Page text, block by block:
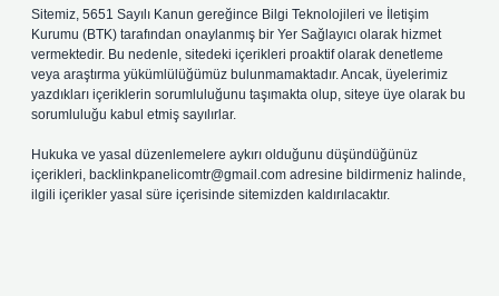
Sitemiz, 5651 Sayılı Kanun gereğince Bilgi Teknolojileri ve İletişim
Kurumu (BTK) tarafından onaylanmış bir Yer Sağlayıcı olarak hizmet
vermektedir. Bu nedenle, sitedeki içerikleri proaktif olarak denetleme
veya araştırma yükümlülüğümüz bulunmamaktadır. Ancak, üyelerimiz
yazdıkları içeriklerin sorumluluğunu taşımakta olup, siteye üye olarak bu
sorumluluğu kabul etmiş sayılırlar.
Hukuka ve yasal düzenlemelere aykırı olduğunu düşündüğünüz
içerikleri, backlinkpanelicomtr@gmail.com adresine bildirmeniz halinde,
ilgili içerikler yasal süre içerisinde sitemizden kaldırılacaktır.